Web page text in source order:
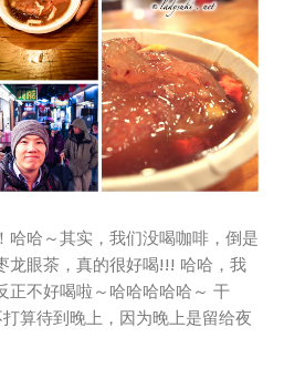
哈哈～其实，我们没喝咖啡，倒是
龙眼茶，真的很好喝!!! 哈哈，我
正不好喝啦～哈哈哈哈哈～ 干
算待到晚上，因为晚上是留给夜